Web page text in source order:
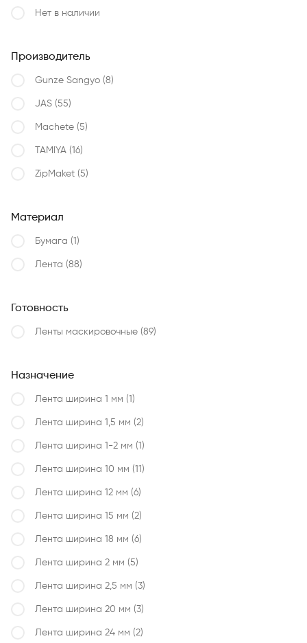
Нет в наличии
Производитель
Gunze Sangyo (8)
JAS (55)
Machete (5)
TAMIYA (16)
ZipMaket (5)
Материал
Бумага (1)
Лента (88)
Готовность
Ленты маскировочные (89)
Назначение
Лента ширина 1 мм (1)
Лента ширина 1,5 мм (2)
Лента ширина 1-2 мм (1)
Лента ширина 10 мм (11)
Лента ширина 12 мм (6)
Лента ширина 15 мм (2)
Лента ширина 18 мм (6)
Лента ширина 2 мм (5)
Лента ширина 2,5 мм (3)
Лента ширина 20 мм (3)
Лента ширина 24 мм (2)